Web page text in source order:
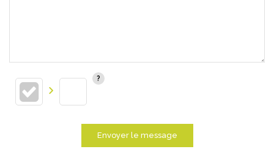
Envoyer le message